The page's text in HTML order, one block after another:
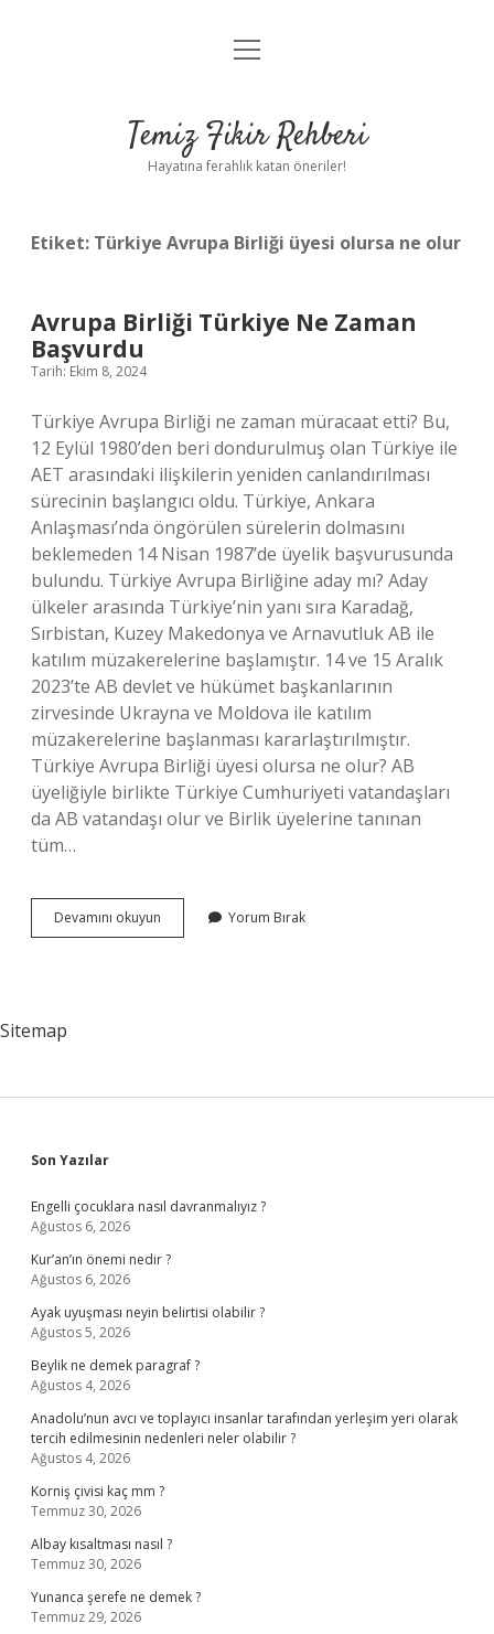
Anasayfa
Yasal Uyarı
menüyü
Temiz Fikir Rehberi
Hayatına ferahlık katan öneriler!
Etiket: Türkiye Avrupa Birliği üyesi olursa ne olur
Avrupa Birliği Türkiye Ne Zaman
Başvurdu
Tarih: Ekim 8, 2024
Türkiye Avrupa Birliği ne zaman müracaat etti? Bu,
12 Eylül 1980’den beri dondurulmuş olan Türkiye ile
AET arasındaki ilişkilerin yeniden canlandırılması
sürecinin başlangıcı oldu. Türkiye, Ankara
Anlaşması’nda öngörülen sürelerin dolmasını
beklemeden 14 Nisan 1987’de üyelik başvurusunda
bulundu. Türkiye Avrupa Birliğine aday mı? Aday
ülkeler arasında Türkiye’nin yanı sıra Karadağ,
Sırbistan, Kuzey Makedonya ve Arnavutluk AB ile
katılım müzakerelerine başlamıştır. 14 ve 15 Aralık
2023’te AB devlet ve hükümet başkanlarının
zirvesinde Ukrayna ve Moldova ile katılım
müzakerelerine başlanması kararlaştırılmıştır.
Türkiye Avrupa Birliği üyesi olursa ne olur? AB
üyeliğiyle birlikte Türkiye Cumhuriyeti vatandaşları
da AB vatandaşı olur ve Birlik üyelerine tanınan
tüm…
Devamını okuyun
Birliği
Yorum Bırak
Sitemap
Sidebar
Son Yazılar
Engelli çocuklara nasıl davranmalıyız ?
Ağustos 6, 2026
Kur’an’ın önemi nedir ?
Ağustos 6, 2026
Ayak uyuşması neyin belirtisi olabilir ?
Ağustos 5, 2026
Beylik ne demek paragraf ?
Ağustos 4, 2026
Anadolu’nun avcı ve toplayıcı insanlar tarafından yerleşim yeri olarak
tercih edilmesinin nedenleri neler olabilir ?
Ağustos 4, 2026
Korniş çivisi kaç mm ?
Temmuz 30, 2026
Albay kısaltması nasıl ?
Temmuz 30, 2026
Yunanca şerefe ne demek ?
Temmuz 29, 2026